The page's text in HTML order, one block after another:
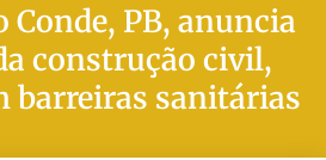
Conde, PB, anuncia
construção civil,
barreiras sanitárias